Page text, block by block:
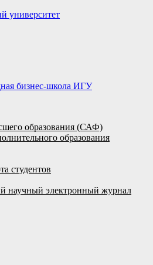
университет
образования (САФ)
образования
студентов
научный электронный журнал